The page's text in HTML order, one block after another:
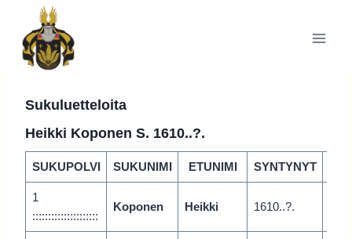
sisältöön
Sukuluetteloita
Heikki Koponen S. 1610..?.
SUKUPOLVI SUKUNIMI ETUNIMI SYNTYNYT
1
:::::::::::::::::::::
Koponen Heikki 1610..?.